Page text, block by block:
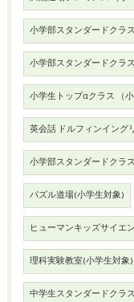
小学部スタンダードクラ
小学部スタンダードクラ
小学生トップαクラス （
英会話 ドルフィンイング
小学部スタンダードクラ
パズル道場(小学生対象)
ヒューマンキッズサイエ
理科実験教室(小学生対象)
中学生スタンダードクラ